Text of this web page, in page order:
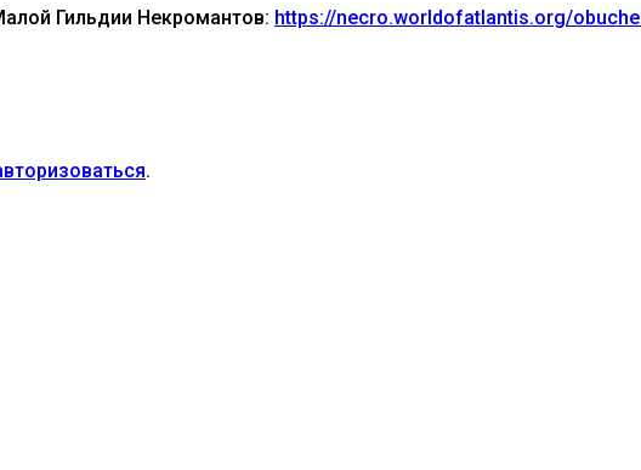
Гильдии Некромантов: https://necro.worldofatlantis.org/
.